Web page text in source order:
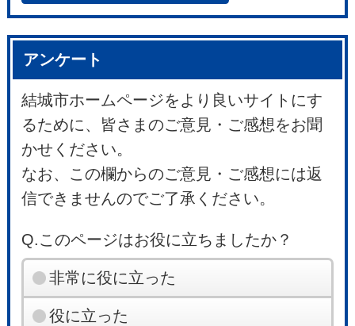
アンケート
結城市ホームページをより良いサイトにす
るために、皆さまのご意見・ご感想をお聞
かせください。
なお、この欄からのご意見・ご感想には返
信できませんのでご了承ください。
Q.このページはお役に立ちましたか？
非常に役に立った
役に立った